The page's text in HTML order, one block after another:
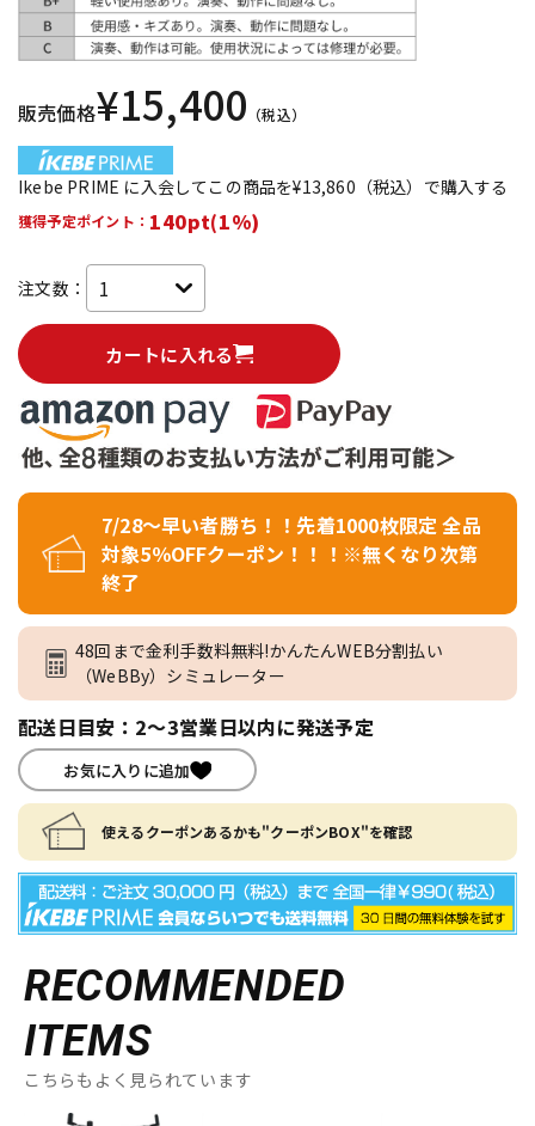
販売価格¥15,400 （税込）
Ikebe PRIME に入会してこの商品を¥13,860（税込）で購入する
獲得予定ポイント： 140pt(1%)
注文数：
カートに入れる
7/28～早い者勝ち！！先着1000枚限定 全品
対象5％OFFクーポン！！！※無くなり次第
終了
48回まで金利手数料無料!かんたんWEB分割払い
（WeBBy）シミュレーター
配送日目安：2～3営業日以内に発送予定
お気に入りに追加
使えるクーポンあるかも"クーポンBOX"を確認
RECOMMENDED
ITEMS
こちらもよく見られています